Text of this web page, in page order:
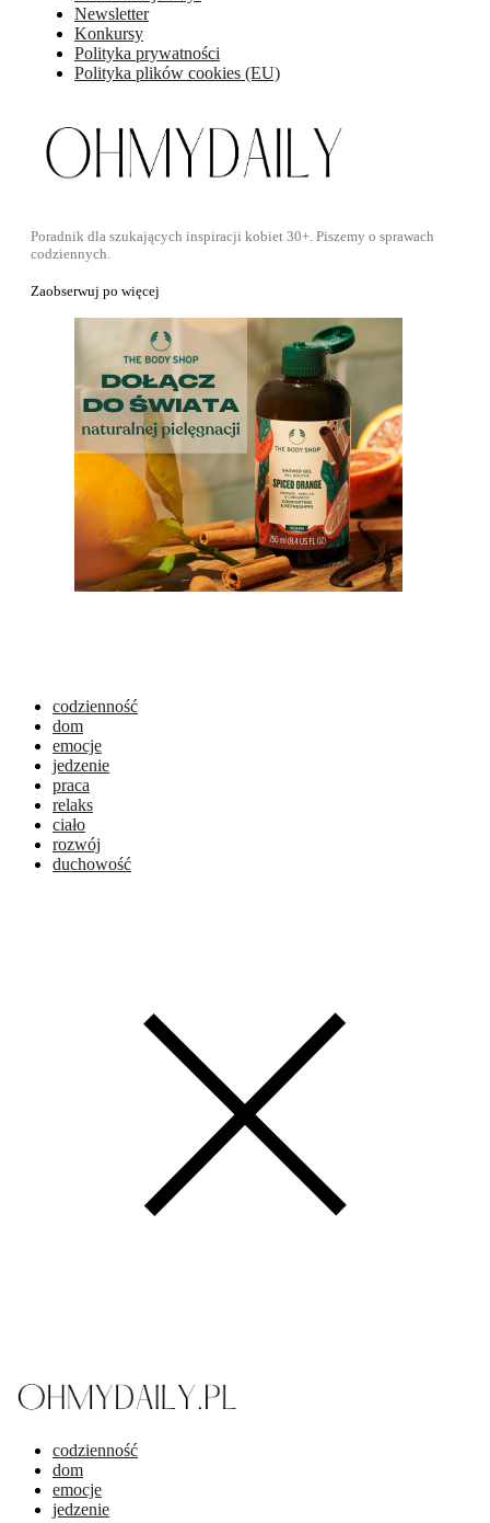
Newsletter
Konkursy
Polityka prywatności
Polityka plików cookies (EU)
Poradnik dla szukających inspiracji kobiet 30+. Piszemy o sprawach
codziennych.
Zaobserwuj po więcej
codzienność
dom
emocje
jedzenie
praca
relaks
ciało
rozwój
duchowość
codzienność
dom
emocje
jedzenie